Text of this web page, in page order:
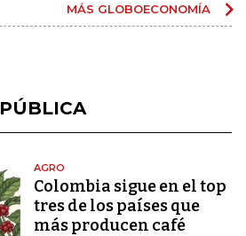
MÁS GLOBOECONOMÍA
AGRO
Colombia sigue en el top
tres de los países que
más producen café